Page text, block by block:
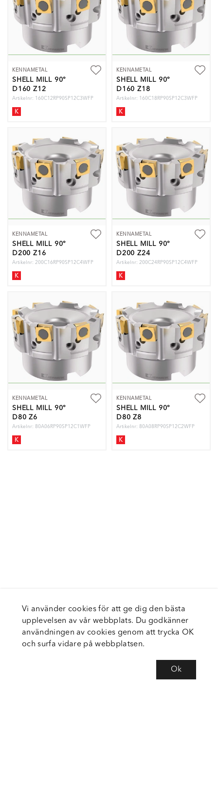
KENNAMETAL
SHELL MILL 90°
D160 Z12
Artikelnr: 160C12RP90SP12C3WFP
K
KENNAMETAL
SHELL MILL 90°
D160 Z18
Artikelnr: 160C18RP90SP12C3WFP
K
KENNAMETAL
SHELL MILL 90°
D200 Z16
Artikelnr: 200C16RP90SP12C4WFP
K
KENNAMETAL
SHELL MILL 90°
D200 Z24
Artikelnr: 200C24RP90SP12C4WFP
K
KENNAMETAL
SHELL MILL 90°
D80 Z6
Artikelnr: 80A06RP90SP12C1WFP
K
KENNAMETAL
SHELL MILL 90°
D80 Z8
Artikelnr: 80A08RP90SP12C2WFP
K
Vi använder cookies för att ge dig den bästa
upplevelsen av vår webbplats. Du godkänner
användningen av cookies genom att trycka OK
och surfa vidare på webbplatsen.
Ok